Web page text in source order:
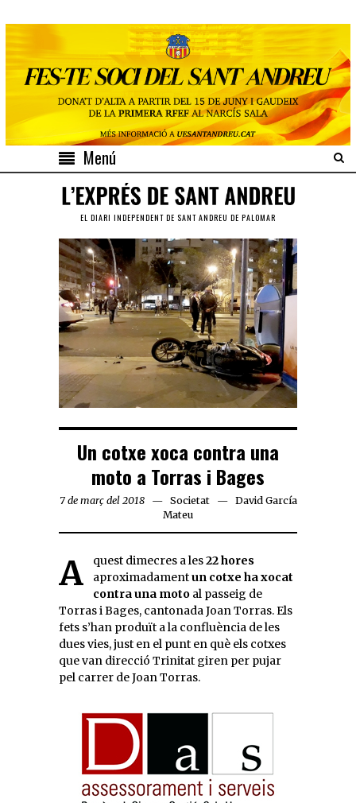
Menú
EL DIARI INDEPENDENT DE SANT ANDREU DE PALOMAR
Un cotxe xoca contra una
moto a Torras i Bages
7 de març del 2018 Societat
David García
Mateu
Aquest dimecres a les22 hores
aproximadamentun cotxe ha xocat
contra una moto al passeig de
Torras i Bages, cantonada Joan Torras. Els
fets s’han produït a la confluència de les
dues vies, just en el punt en què els cotxes
que van direcció Trinitat giren per pujar
pel carrer de Joan Torras.